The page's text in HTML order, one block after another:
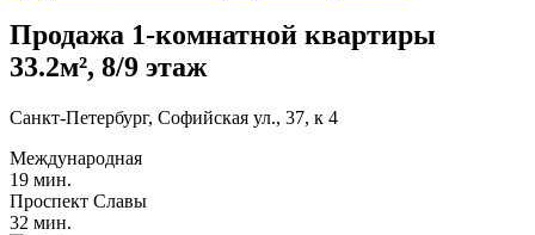
Продажа 1-комнатной квартиры
33.2м², 8/9 этаж
Санкт-Петербург, Софийская ул., 37, к 4
Международная
19 мин.
Проспект Славы
32 мин.